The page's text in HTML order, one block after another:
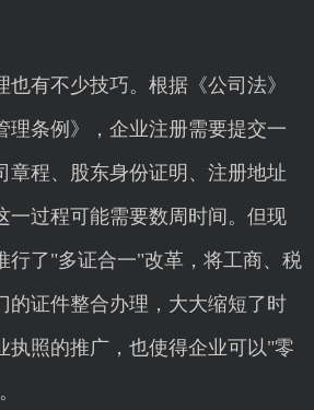
有不少技巧。根据《公司法》
理条例》，企业注册需要提交一
章程、股东身份证明、注册地址
一过程可能需要数周时间。但现
行了"多证合一"改革，将工商、税
的证件整合办理，大大缩短了时
执照的推广，也使得企业可以"零